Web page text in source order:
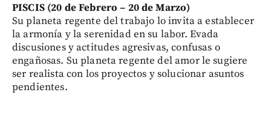
PISCIS (20 de Febrero – 20 de Marzo)
Su planeta regente del trabajo lo invita a establecer
la armonía y la serenidad en su labor. Evada
discusiones y actitudes agresivas, confusas o
engañosas. Su planeta regente del amor le sugiere
ser realista con los proyectos y solucionar asuntos
pendientes.